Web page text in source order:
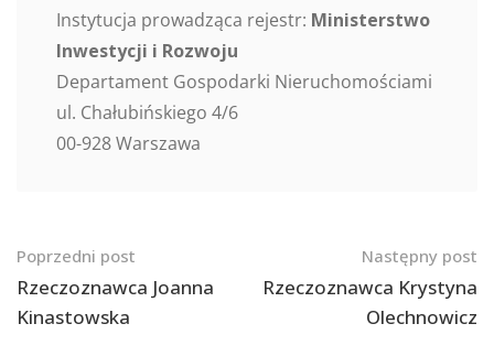
Instytucja prowadząca rejestr: Ministerstwo
Inwestycji i Rozwoju
Departament Gospodarki Nieruchomościami
ul. Chałubińskiego 4/6
00-928 Warszawa
Nawigacja
po
postach
Poprzedni post
Rzeczoznawca Joanna
Kinastowska
Następny post
Rzeczoznawca Krystyna
Olechnowicz